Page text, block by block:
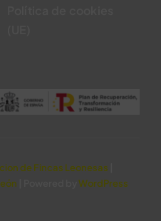
de Fincas Leonesas
WordPress